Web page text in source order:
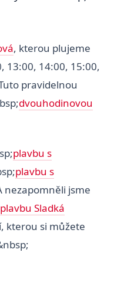
, kterou plujeme
13:00, 14:00, 15:00,
pravidelnou
dvouhodinovou
plavbu s
plavbu s
nezapomněli jsme
plavbu Sladká
kterou si můžete